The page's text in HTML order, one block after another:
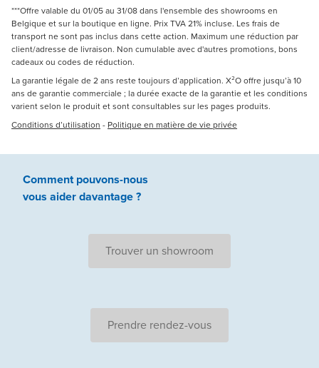
***Offre valable du 01/05 au 31/08 dans l'ensemble des showrooms en
Belgique et sur la boutique en ligne. Prix TVA 21% incluse. Les frais de
transport ne sont pas inclus dans cette action. Maximum une réduction par
client/adresse de livraison. Non cumulable avec d'autres promotions, bons
cadeaux ou codes de réduction.
La garantie légale de 2 ans reste toujours d’application. X²O offre jusqu’à 10
ans de garantie commerciale ; la durée exacte de la garantie et les conditions
varient selon le produit et sont consultables sur les pages produits.
Conditions d’utilisation - Politique en matière de vie privée
Comment pouvons-nous
vous aiderdavantage ?
Trouver un showroom
Prendre rendez-vous